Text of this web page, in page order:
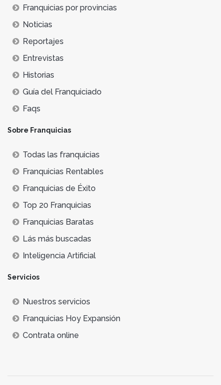
Franquicias por provincias
Noticias
Reportajes
Entrevistas
Historias
Guía del Franquiciado
Faqs
Sobre Franquicias
Todas las franquicias
Franquicias Rentables
Franquicias de Éxito
Top 20 Franquicias
Franquicias Baratas
Lás más buscadas
Inteligencia Artificial
Servicios
Nuestros servicios
Franquicias Hoy Expansión
Contrata online